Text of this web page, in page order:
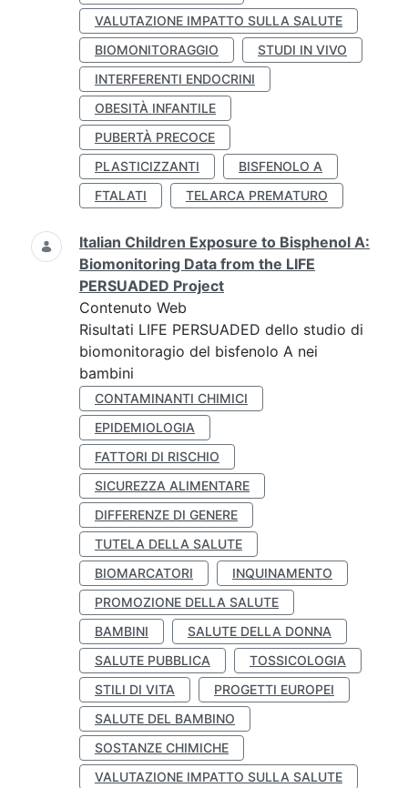
VALUTAZIONE IMPATTO SULLA SALUTE
BIOMONITORAGGIO
STUDI IN VIVO
INTERFERENTI ENDOCRINI
OBESITÀ INFANTILE
PUBERTÀ PRECOCE
PLASTICIZZANTI
BISFENOLO A
FTALATI
TELARCA PREMATURO
Italian Children Exposure to Bisphenol A:
Biomonitoring Data from the LIFE
PERSUADED Project
Contenuto Web
Risultati LIFE PERSUADED dello studio di
biomonitoragio del bisfenolo A nei
bambini
CONTAMINANTI CHIMICI
EPIDEMIOLOGIA
FATTORI DI RISCHIO
SICUREZZA ALIMENTARE
DIFFERENZE DI GENERE
TUTELA DELLA SALUTE
BIOMARCATORI
INQUINAMENTO
PROMOZIONE DELLA SALUTE
BAMBINI
SALUTE DELLA DONNA
SALUTE PUBBLICA
TOSSICOLOGIA
STILI DI VITA
PROGETTI EUROPEI
SALUTE DEL BAMBINO
SOSTANZE CHIMICHE
VALUTAZIONE IMPATTO SULLA SALUTE